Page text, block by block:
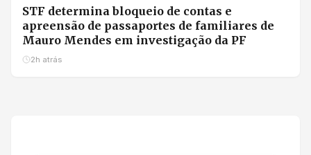
STF determina bloqueio de contas e
apreensão de passaportes de familiares de
Mauro Mendes em investigação da PF
2h atrás